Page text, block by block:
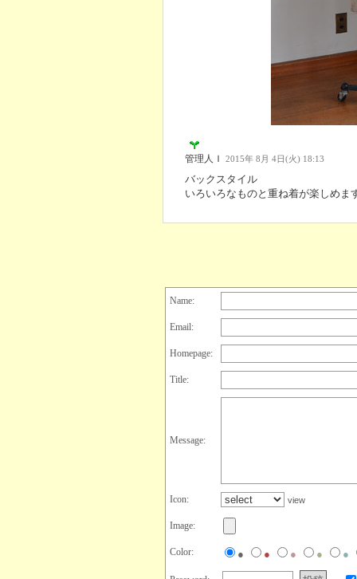
管理人Ｉ 2015年 8月 4日(火) 18:13
バックスタイル
いろいろなものと重ね着が楽しめま
Name:
Email:
Homepage:
Title:
Message:
Icon: view
Image:
Color: ● ● ● ● ●